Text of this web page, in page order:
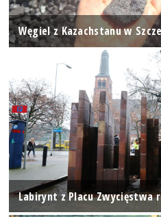
Węgiel z Kazachstanu w
Labirynt z Placu Zwycięstwa